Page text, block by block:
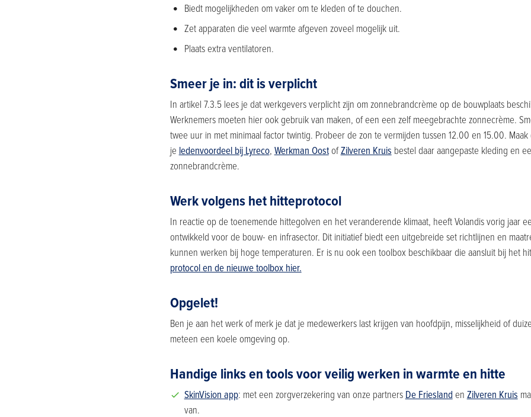
Biedt mogelijkheden om vaker om te kleden of te douchen.
Zet apparaten die veel warmte afgeven zoveel mogelijk uit.
Plaats extra ventilatoren.
Smeer je in: dit is verplicht
In artikel 7.3.5 lees je dat werkgevers verplicht zijn om zonnebrandcrème op de bouwplaats
Werknemers moeten hier ook gebruik van maken, of een een zelf meegebrachte zonnecrème.
twee uur in met minimaal factor twintig. Probeer de zon te vermijden tussen 12.00 en 15.00.
je ledenvoordeel bij Lyreco, Werkman OostofZilveren Kruis bestel daar aangepaste kleding en
zonnebrandcrème.
Werk volgens het hitteprotocol
In reactie op de toenemende hittegolven en het veranderende klimaat, heeft Volandis vorig jaar
ontwikkeld voor de bouw- en infrasector. Dit initiatief biedt een uitgebreide set richtlijnen en
kunnen werken bij hoge temperaturen. Er is nu ook een toolbox beschikbaar die aansluit bij het
protocol en de nieuwe toolbox hier.
Opgelet!
Ben je aan het werk of merk je dat je medewerkers last krijgen van hoofdpijn, misselijkheid of
meteen een koele omgeving op.
Handige links en tools voor veilig werken in warmte en hitte
SkinVision app: met een zorgverzekering van onze partners De Friesland en Zilveren Kruis
van.